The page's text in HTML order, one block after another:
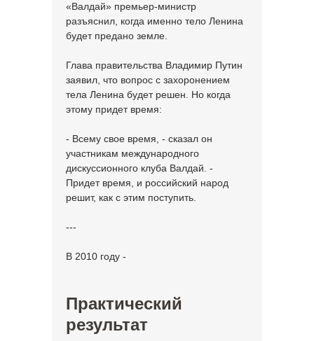
«Валдай» премьер-министр
разъяснил, когда именно тело Ленина
будет предано земле.
Глава правительства Владимир Путин
заявил, что вопрос с захоронением
тела Ленина будет решен. Но когда
этому придет время:
- Всему свое время, - сказал он
участникам международного
дискуссионного клуба Валдай. -
Придет время, и российский народ
решит, как с этим поступить.
---
В 2010 году -
Практический
результат